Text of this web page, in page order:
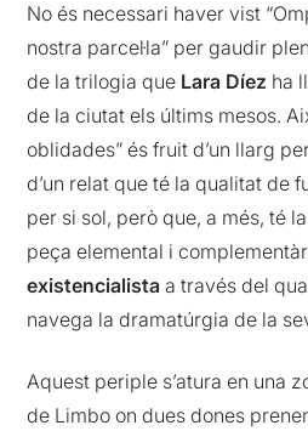
No és necessari haver vist
nostra parcel·la” per gaudir
de la trilogia que Lara Díez ha
de la ciutat els últims mesos.
oblidades” és fruit d’un llarg
d’un relat que té la qualitat de
per si sol, però que, a més, té
peça elemental i
existencialista a través del
navega la dramatúrgia de la
Aquest periple s’atura en una
de Limbo on dues dones